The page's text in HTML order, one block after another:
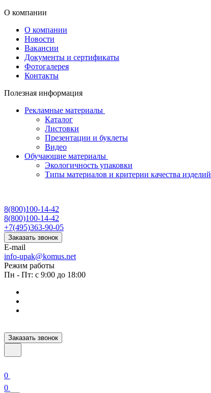
О компании
О компании
Новости
Вакансии
Документы и сертификаты
Фотогалерея
Контакты
Полезная информация
Рекламные материалы
Каталог
Листовки
Презентации и буклеты
Видео
Обучающие материалы
Экологичность упаковки
Типы материалов и критерии качества изделий
8(800)100-14-42
8(800)100-14-42
+7(495)363-90-05
Заказать звонок
E-mail
info-upak@komus.net
Режим работы
Пн - Пт: с 9:00 до 18:00
Заказать звонок
0
0